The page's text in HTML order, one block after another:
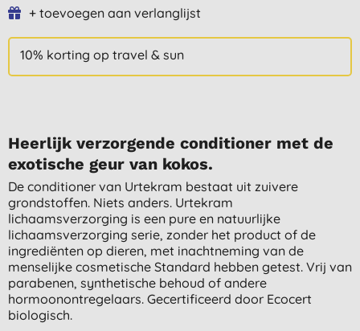
+ toevoegen aan verlanglijst
10% korting op travel & sun
Heerlijk verzorgende conditioner met de
exotische geur van kokos.
De conditioner van Urtekram bestaat uit zuivere
grondstoffen. Niets anders. Urtekram
lichaamsverzorging is een pure en natuurlijke
lichaamsverzorging serie, zonder het product of de
ingrediënten op dieren, met inachtneming van de
menselijke cosmetische Standard hebben getest. Vrij van
parabenen, synthetische behoud of andere
hormoonontregelaars. Gecertificeerd door Ecocert
biologisch.